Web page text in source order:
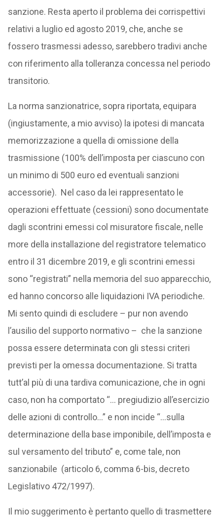
sanzione. Resta aperto il problema dei corrispettivi
relativi a luglio ed agosto 2019, che, anche se
fossero trasmessi adesso, sarebbero tradivi anche
con riferimento alla tolleranza concessa nel periodo
transitorio.
La norma sanzionatrice, sopra riportata, equipara
(ingiustamente, a mio avviso) la ipotesi di mancata
memorizzazione a quella di omissione della
trasmissione (100% dell’imposta per ciascuno con
un minimo di 500 euro ed eventuali sanzioni
accessorie). Nel caso da lei rappresentato le
operazioni effettuate (cessioni) sono documentate
dagli scontrini emessi col misuratore fiscale, nelle
more della installazione del registratore telematico
entro il 31 dicembre 2019, e gli scontrini emessi
sono “registrati” nella memoria del suo apparecchio,
ed hanno concorso alle liquidazioni IVA periodiche.
Mi sento quindi di escludere – pur non avendo
l’ausilio del supporto normativo – che la sanzione
possa essere determinata con gli stessi criteri
previsti per la omessa documentazione. Si tratta
tutt’al più di una tardiva comunicazione, che in ogni
caso, non ha comportato “… pregiudizio all’esercizio
delle azioni di controllo…” e non incide “…sulla
determinazione della base imponibile, dell’imposta e
sul versamento del tributo” e, come tale, non
sanzionabile (articolo 6, comma 6-bis, decreto
Legislativo 472/1997).
Il mio suggerimento è pertanto quello di trasmettere